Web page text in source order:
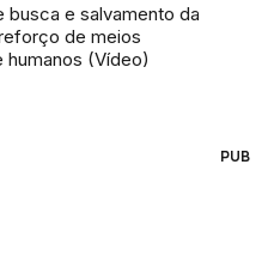
busca e salvamento da
de meios
(Vídeo)
PUB